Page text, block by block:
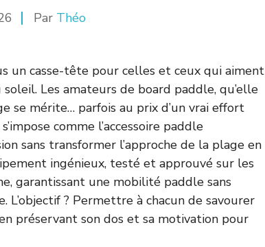
Par Théo
un casse-tête pour celles et ceux qui aiment
Les amateurs de board paddle, qu’elle
se mérite… parfois au prix d’un vrai effort
comme l’accessoire paddle
sans transformer l’approche de la plage en
ingénieux, testé et approuvé sur les
garantissant une mobilité paddle sans
? Permettre à chacun de savourer
préservant son dos et sa motivation pour